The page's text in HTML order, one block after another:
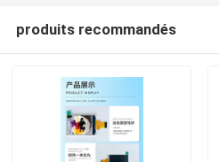
produits recommandés